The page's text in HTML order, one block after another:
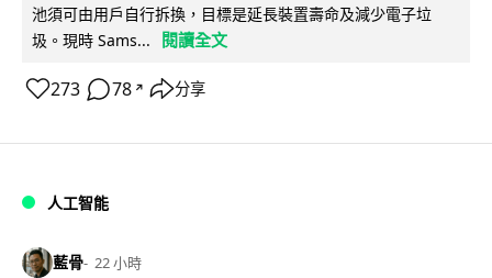
池須可由用戶自行拆換，目標是延長裝置壽命及減少電子垃
圾。現時 Sams...
閱讀全文
273 78 ↗ 分享
人工智能
藍骨 22 小時